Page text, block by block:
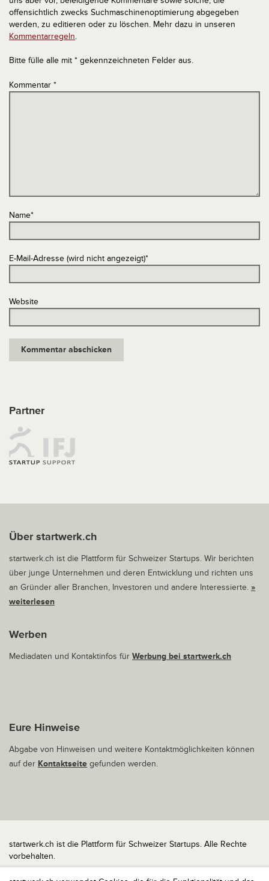
offensichtlich zwecks Suchmaschinenoptimierung abgegeben
werden, zu editieren oder zu löschen. Mehr dazu in unseren
Kommentarregeln.
Bitte fülle alle mit * gekennzeichneten Felder aus.
Kommentar *
Name*
E-Mail-Adresse (wird nicht angezeigt)*
Website
Partner
Über startwerk.ch
startwerk.ch ist die Plattform für Schweizer Startups. Wir berichten
über junge Unternehmen und deren Entwicklung und richten uns
an Gründer aller Branchen, Investoren und andere Interessierte. »
weiterlesen
Werben
Mediadaten und Kontaktinfos für Werbung bei startwerk.ch
Eure Hinweise
Abgabe von Hinweisen und weitere Kontaktmöglichkeiten können
auf der Kontaktseite gefunden werden.
startwerk.ch ist die Plattform für Schweizer Startups. Alle Rechte
vorbehalten.